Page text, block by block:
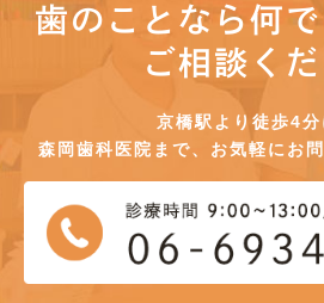
歯のことなら何
ご相談く
京橋駅より徒歩4分
森岡歯科医院まで、お気軽にお